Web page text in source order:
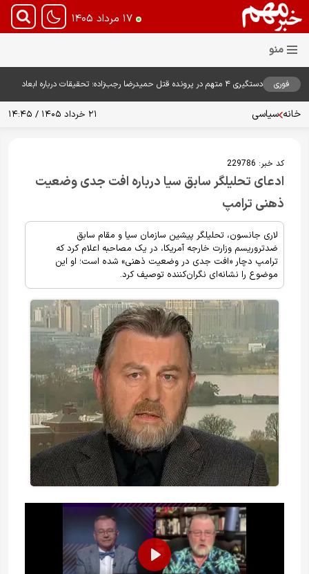
۱۷ مرداد ۱۴۰۵
فوری
دستگیری ۴ متهم در پرونده قتل حمیدرضا رجب‌زاده؛ تحقیقات درباره ابعاد
خانه سیاسی ۲۱ خرداد ۱۴۰۵ / ۱۴:۴۵
کد خبر: 229786
ادعای تحلیلگر سابق سیا درباره افت جدی وضعیت
ذهنی ترامپ
لاری جانسون، تحلیلگر پیشین سازمان سیا و مقام سابق
ضدتروریسم وزارت خارجه آمریکا، در یک مصاحبه اعلام کرد که
ترامپ دچار «افت جدی در وضعیت ذهنی» شده است؛ او این
موضوع را نشانه‌ای نگران‌کننده توصیف کرد.